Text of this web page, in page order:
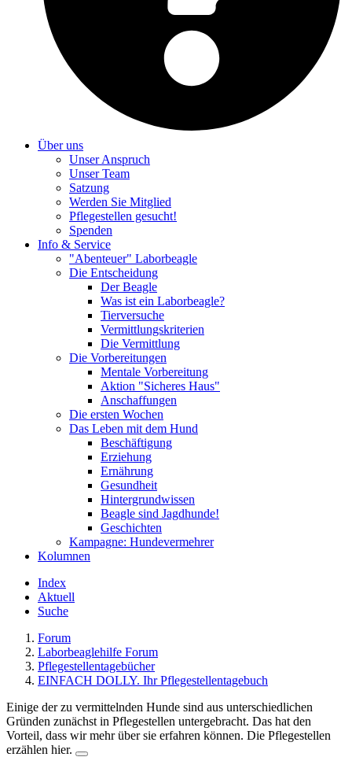
Über uns
Unser Anspruch
Unser Team
Satzung
Werden Sie Mitglied
Pflegestellen gesucht!
Spenden
Info & Service
"Abenteuer" Laborbeagle
Die Entscheidung
Der Beagle
Was ist ein Laborbeagle?
Tierversuche
Vermittlungskriterien
Die Vermittlung
Die Vorbereitungen
Mentale Vorbereitung
Aktion "Sicheres Haus"
Anschaffungen
Die ersten Wochen
Das Leben mit dem Hund
Beschäftigung
Erziehung
Ernährung
Gesundheit
Hintergrundwissen
Beagle sind Jagdhunde!
Geschichten
Kampagne: Hundevermehrer
Kolumnen
Index
Aktuell
Suche
Forum
Laborbeaglehilfe Forum
Pflegestellentagebücher
EINFACH DOLLY. Ihr Pflegestellentagebuch
Einige der zu vermittelnden Hunde sind aus unterschiedlichen
Gründen zunächst in Pflegestellen untergebracht. Das hat den
Vorteil, dass wir mehr über sie erfahren können. Die Pflegestellen
erzählen hier.